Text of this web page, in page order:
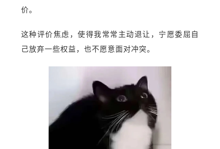
价。
这种评价焦虑，使得我常常主动退让，宁愿委屈自
己放弃一些权益，也不愿意面对冲突。